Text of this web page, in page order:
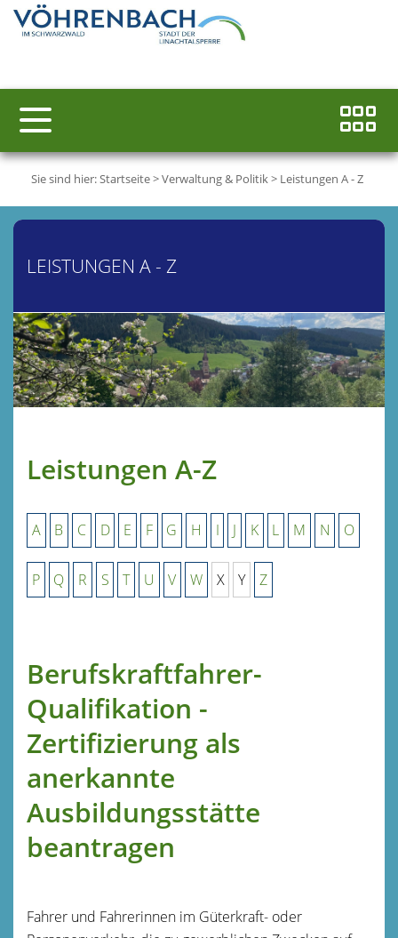
Sie sind hier:Startseite>Verwaltung & Politik> Leistungen A - Z
LEISTUNGEN A - Z
Leistungen A-Z
A B C D E F G H I J K L M N O
P Q R S T U V W X Y Z
Berufskraftfahrer-
Qualifikation -
Zertifizierung als
anerkannte
Ausbildungsstätte
beantragen
Fahrer und Fahrerinnen im Güterkraft- oder